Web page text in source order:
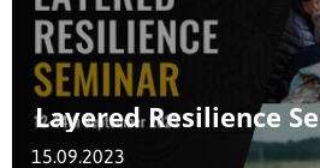
Layered Resilience
15.09.2023